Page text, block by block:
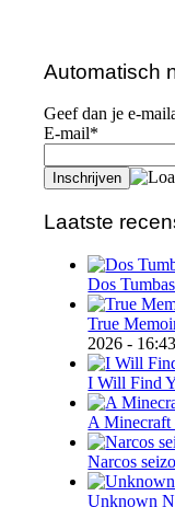
Automatisch
Geef dan je e-
E-mail*
Laatste
Dos
True
2026 - 16:43
I Will Find
A
Narcos
Unknown